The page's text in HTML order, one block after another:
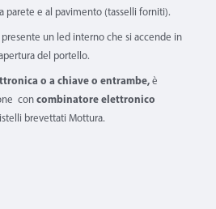
parete e al pavimento (tasselli forniti).
presente un led interno che si accende in
del portello.
o a chiave o entrambe, è
con combinatore elettronico
brevettati Mottura.